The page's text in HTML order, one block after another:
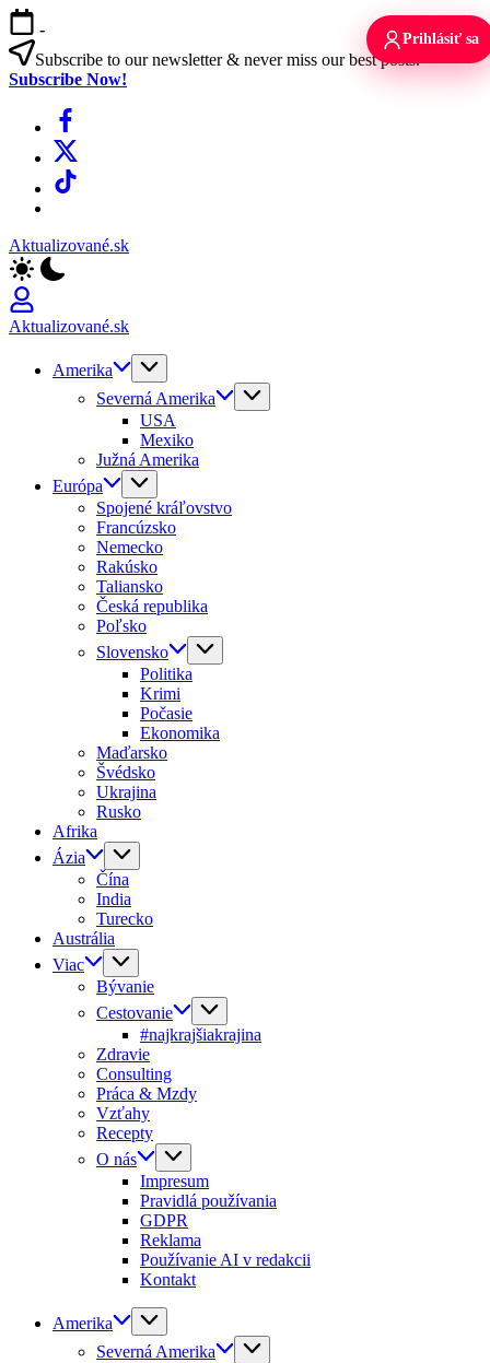
Skip
to
content
-
Subscribe to our newsletter & never miss our best posts.
Subscribe Now!
Facebook
X
TikTok
Aktualizované.sk
Aktualizované.sk
Amerika
Severná Amerika
USA
Mexiko
Južná Amerika
Európa
Spojené kráľovstvo
Francúzsko
Nemecko
Rakúsko
Taliansko
Česká republika
Poľsko
Slovensko
Politika
Krimi
Počasie
Ekonomika
Maďarsko
Švédsko
Ukrajina
Rusko
Afrika
Ázia
Čína
India
Turecko
Austrália
Viac
Bývanie
Cestovanie
#najkrajšiakrajina
Zdravie
Consulting
Práca & Mzdy
Vzťahy
Recepty
O nás
Impresum
Pravidlá používania
GDPR
Reklama
Používanie AI v redakcii
Kontakt
Amerika
Severná Amerika
Prihlásiť sa